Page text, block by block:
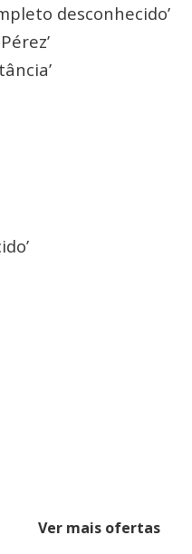
desconhecido’
Ver mais ofertas